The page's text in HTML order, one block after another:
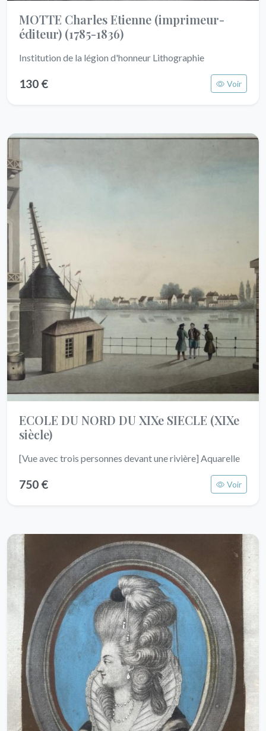
MOTTE Charles Etienne (imprimeur-
éditeur) (1785-1836)
Institution de la légion d'honneur Lithographie
130 € Voir
ECOLE DU NORD DU XIXe SIECLE (XIXe
siècle)
[Vue avec trois personnes devant une rivière] Aquarelle
750 € Voir